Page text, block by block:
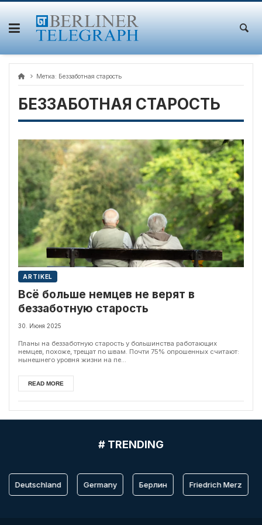
Skip
content
Метка: Беззаботная старость
БЕЗЗАБОТНАЯ СТАРОСТЬ
ARTIKEL
Всё больше немцев не верят в
беззаботную старость
30. Июня 2025
Планы на беззаботную старость у большинства работающих
немцев, похоже, трещат по швам. Почти 75% опрошенных считают:
нынешнего уровня жизни на пе...
READ MORE
# TRENDING
Deutschland Germany Берлин Friedrich Merz